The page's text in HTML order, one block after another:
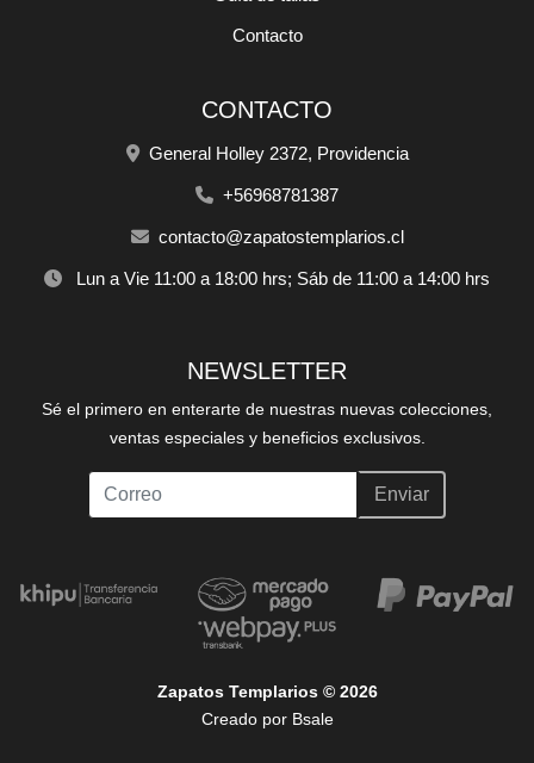
Contacto
CONTACTO
General Holley 2372, Providencia
+56968781387
contacto@zapatostemplarios.cl
Lun a Vie 11:00 a 18:00 hrs; Sáb de 11:00 a 14:00 hrs
NEWSLETTER
Sé el primero en enterarte de nuestras nuevas colecciones,
ventas especiales y beneficios exclusivos.
Enviar
Zapatos Templarios © 2026
Creado por Bsale